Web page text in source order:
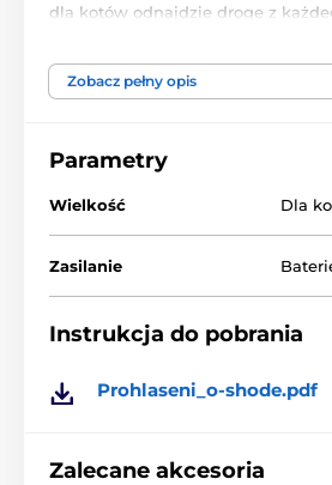
dla kotów odnajdzie drogę z
baterii. Zabawka działa na 3
zestawie)
Zabawki Dla kotów
FroliCat
Zobacz pełny opis
Parametry
Wielkość Dla
Zasilanie
Instrukcja do pobrania
Prohlaseni_o-shode.pdf
Zalecane akcesoria